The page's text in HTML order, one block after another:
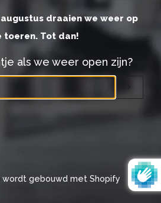
draaien we weer op
toeren. Tot dan!
als we weer open zijn?
wordt gebouwd met Shopify